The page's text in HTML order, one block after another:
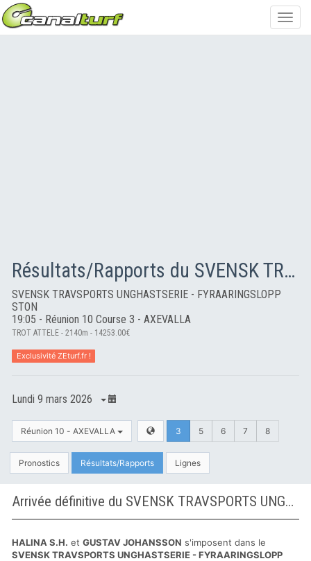
Résultats/Rapports du SVENSK TRAVSPORTS UNGHASTSERIE - FYRAARINGSLOPP STON
SVENSK TRAVSPORTS UNGHASTSERIE - FYRAARINGSLOPP
STON
19:05 - Réunion 10 Course 3 - AXEVALLA
TROT ATTELE - 2140m - 14253.00€
Exclusivité ZEturf.fr !
Lundi 9 mars 2026
Réunion 10 - AXEVALLA 3 5 6 7 8
Pronostics Résultats/Rapports Lignes
Arrivée définitive du SVENSK TRAVSPORTS UNGHASTSERIE - FYRAARINGSLOPP STON à AXEVALLA
HALINA S.H. et GUSTAV JOHANSSON s'imposent dans le
SVENSK TRAVSPORTS UNGHASTSERIE - FYRAARINGSLOPP